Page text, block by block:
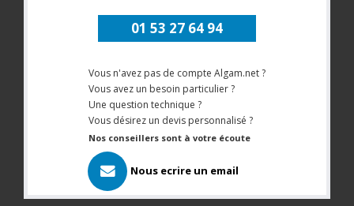
01 53 27 64 94
Vous n'avez pas de compte Algam.net ?
Vous avez un besoin particulier ?
Une question technique ?
Vous désirez un devis personnalisé ?
Nos conseillers sont à votre écoute
Nous ecrire un email